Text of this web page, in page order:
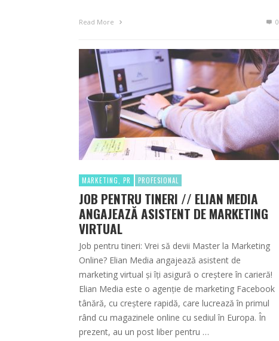
Read More 0
MARKETING, PR PROFESIONAL
JOB PENTRU TINERI // ELIAN MEDIA
ANGAJEAZĂ ASISTENT DE MARKETING
VIRTUAL
Job pentru tineri: Vrei să devii Master la Marketing
Online? Elian Media angajează asistent de
marketing virtual și îți asigură o creștere în carieră!
Elian Media este o agenție de marketing Facebook
tânără, cu creștere rapidă, care lucrează în primul
rând cu magazinele online cu sediul în Europa. În
prezent, au un post liber pentru …